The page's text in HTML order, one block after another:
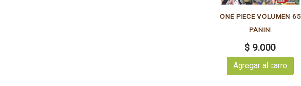
ONE PIECE VOLUMEN 65
PANINI
$ 9.000
Agregar al carro